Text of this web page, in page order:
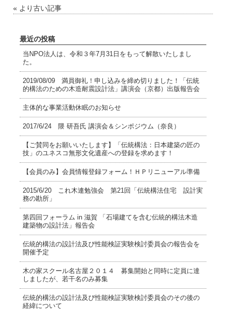
« より古い記事
最近の投稿
当NPO法人は、令和３年7月31日をもって解散いたしまし
た。
2019/08/09 満員御礼！申し込みを締め切りました！「伝統
的構法のための木造耐震設計法」講演会（京都）出版報告会
主体的な事業活動休眠のお知らせ
2017/6/24 隈 研吾氏 講演会＆シンポジウム（奈良）
【ご賛同をお願いいたします】「伝統構法：日本建築の匠の
技」のユネスコ無形文化遺産への登録を求めます！
【会員のみ】会員情報登録フォーム！ＨＰリニューアル準備
2015/6/20 これ木連勉強会 第21回「伝統構法住宅 設計実
務の勘所」
第四回フォーラム in 滋賀 「石場建てを含む伝統的構法木造
建築物の設計法」報告会
伝統的構法の設計法及び性能検証実験検討委員会の報告会を
開催予定
木の家スクール名古屋２０１４ 募集開始と同時に定員に達
しましたが、若干名のみ募集
伝統的構法の設計法及び性能検証実験検討委員会のその後の
経緯について